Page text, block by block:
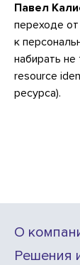
Павел
переходе
к
набирать
resource
ресурса).
О
Решения